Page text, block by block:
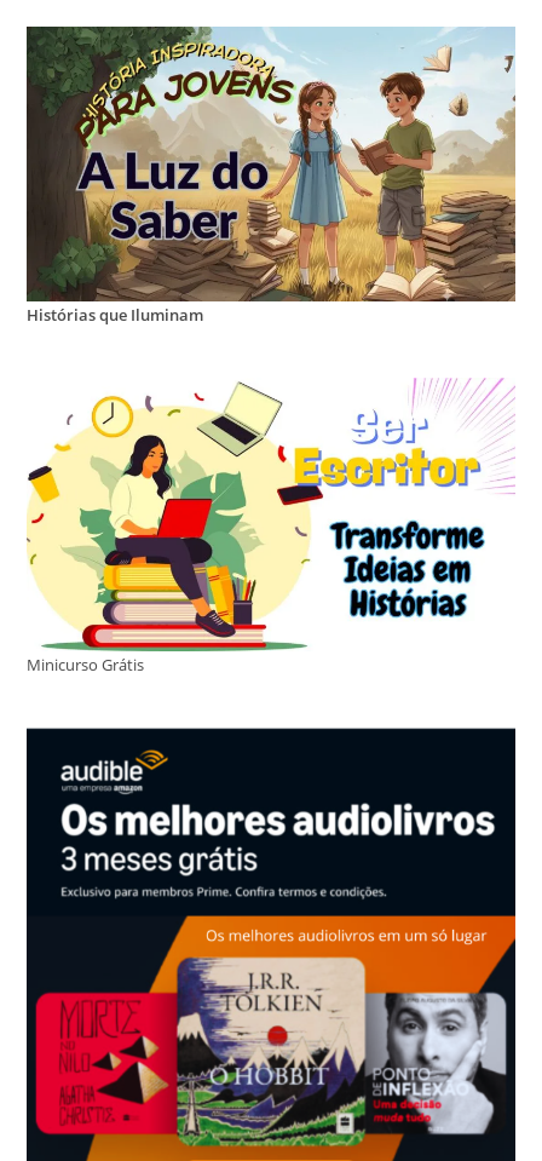
Histórias que Iluminam
Minicurso Grátis